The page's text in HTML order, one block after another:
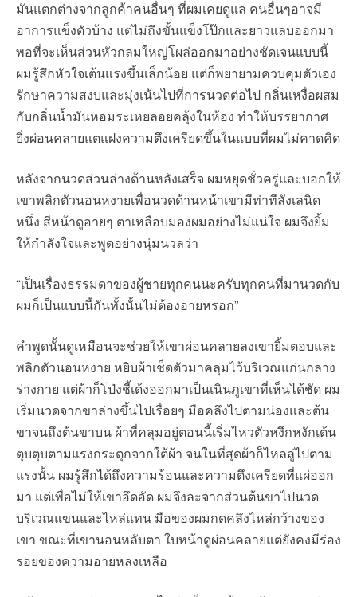
มันแตกต่างจากลูกค้าคนอื่นๆ ที่ผมเคยดูแล คนอื่นๆอาจมี
อาการแข็งตัวบ้าง แต่ไม่ถึงขั้นแข็งโป๊กและยาวแลบออกมา
พอที่จะเห็นส่วนหัวกลมใหญ่โผล่ออกมาอย่างชัดเจนแบบนี้
ผมรู้สึกหัวใจเต้นแรงขึ้นเล็กน้อย แต่ก็พยายามควบคุมตัวเอง
รักษาความสงบและมุ่งเน้นไปที่การนวดต่อไป กลิ่นเหงื่อผสม
กับกลิ่นน้ำมันหอมระเหยลอยคลุ้งในห้อง ทำให้บรรยากาศ
ยิ่งผ่อนคลายแตแฝงความตึงเครียดขึ้นในแบบที่ผมไม่คาดคิด
หลังจากนวดส่วนล่างด้านหลังเสร็จ ผมหยุดชั่วครู่และบอกให้
เขาพลิกตัวนอนหงายเพื่อนวดด้านหน้าเขามีท่าทีลังเลนิด
หนึ่ง สีหน้าดูอายๆ ตาเหลือบมองผมอย่างไม่แน่ใจ ผมจึงยิ้ม
ให้กำลังใจและพูดอย่างนุ่มนวลว่า
“เป็นเรื่องธรรมดาของผู้ชายทุกคนนะครับทุกคนที่มานวดกับ
ผมก็เป็นแบบนี้กันทั้งนั้นไม่ต้องอายหรอก”
คำพูดนั้นดูเหมือนจะช่วยให้เขาผ่อนคลายลงเขายิ้มตอบและ
พลิกตัวนอนหงาย หยิบผ้าเช็ดตัวมาคลุมไว้บริเวณแก่นกลาง
ร่างกาย แต่ผ้าก็โป่งชี้เด้งออกมาเป็นเนินภูเขาที่เห็นได้ชัด ผม
เริ่มนวดจากขาล่างขึ้นไปเรื่อยๆ มือคลึงไปตามน่องและต้น
ขาจนถึงต้นขาบน ผ้าที่คลุมอยู่ตอนนี้เริ่มไหวตัวหงึกหงักเต้น
ตุบตุบตามแรงกระตุกจากใต้ผ้า จนในที่สุดผ้าก็ไหลลู่ไปตาม
แรงนั้น ผมรู้สึกได้ถึงความร้อนและความตึงเครียดที่แผ่ออก
มา แต่เพื่อไม่ให้เขาอึดอัด ผมจึงละจากส่วนต้นขาไปนวด
บริเวณแขนและไหล่แทน มือของผมกดคลึงไหล่กว้างของ
เขา ขณะที่เขานอนหลับตา ใบหน้าดูผ่อนคลายแต่ยังคงมีร่อง
รอยของความอายหลงเหลือ